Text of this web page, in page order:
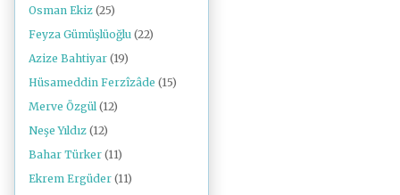
Osman Ekiz (25)
Feyza Gümüşlüoğlu (22)
Azize Bahtiyar (19)
Hüsameddin Ferzîzâde (15)
Merve Özgül (12)
Neşe Yıldız (12)
Bahar Türker (11)
Ekrem Ergüder (11)